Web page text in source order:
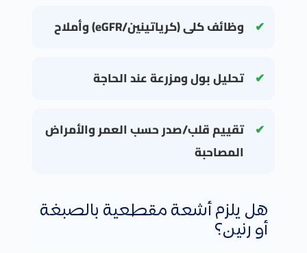
وظائف كلى (كرياتينين/eGFR) وأملاح
تحليل بول ومزرعة عند الحاجة
تقييم قلب/صدر حسب العمر والأمراض
المصاحبة
هل يلزم أشعة مقطعية بالصبغة
أو رنين؟